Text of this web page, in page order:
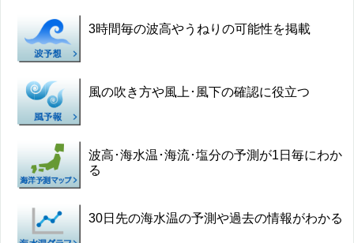
3時間毎の波高やうねりの可能性を掲載
風の吹き方や風上･風下の確認に役立つ
波高･海水温･海流･塩分の予測が1日毎にわか
る
30日先の海水温の予測や過去の情報がわかる